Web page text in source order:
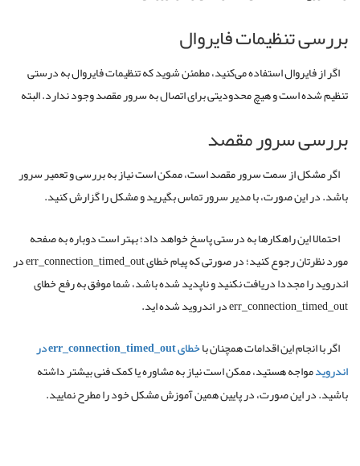
بررسی تنظیمات فایروال
اگر از فایروال استفاده می‌کنید، مطمئن شوید که تنظیمات فایروال به درستی
تنظیم شده است و هیچ محدودیتی برای اتصال به سرور مقصد وجود ندارد. البته
بررسی سرور مقصد
اگر مشکل از سمت سرور مقصد است، ممکن است نیاز به بررسی و تعمیر سرور
باشد. در این صورت، با مدیر سرور تماس بگیرید و مشکل را گزارش کنید.
احتمالا این راهکارها به درستی پاسخ خواهد داد؛ بهتر است دوباره به صفحه
مورد نظرتان رجوع کنید؛ در صورتی که پیام خطای err_connection_timed_out در
اندروید را مجددا دریافت نکنید و ناپدید شده باشد، شما موفق به رفع خطای
err_connection_timed_out در اندروید شده اید.
اگر با انجام این اقدامات همچنان با
خطای err_connection_timed_out در
اندرویدمواجه هستید، ممکن است نیاز به مشاوره یا کمک فنی بیشتر داشته
باشید. در این صورت، در پایین همین آموزش مشکل خود را مطرح نمایید.